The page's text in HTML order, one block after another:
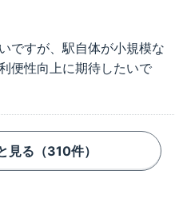
ですが、駅自体が小規模な
便性向上に期待したいで
見る（310件）